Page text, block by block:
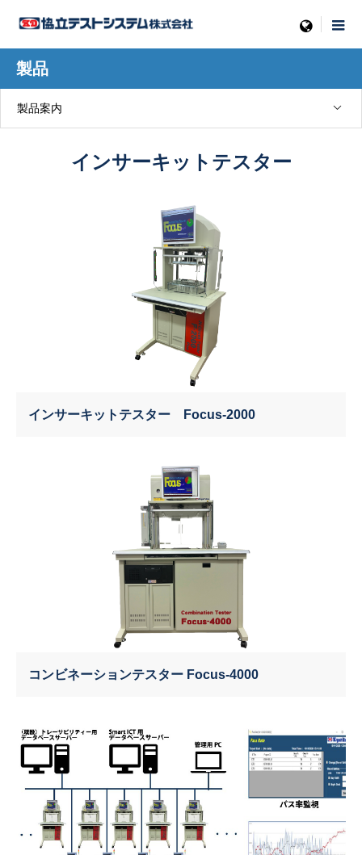
menu
製品
製品案内
インサーキットテスター
インサーキットテスター Focus-2000
コンビネーションテスター Focus-4000